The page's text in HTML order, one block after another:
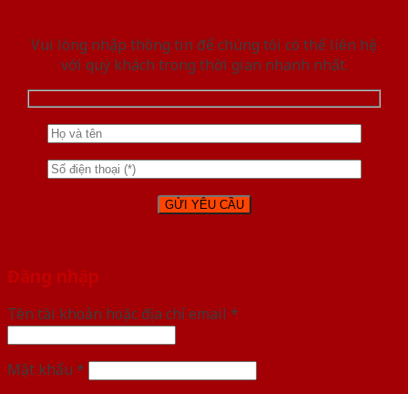
Vui lòng nhập thông tin để chúng tôi có thể liên hệ
với quý khách trong thời gian nhanh nhất.
Đăng nhập
Tên tài khoản hoặc địa chỉ email *
Mật khẩu *